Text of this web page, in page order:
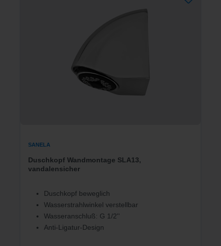
SANELA
Duschkopf Wandmontage SLA13,
vandalensicher
Duschkopf beweglich
Wasserstrahlwinkel verstellbar
Wasseranschluß: G 1/2''
Anti-Ligatur-Design